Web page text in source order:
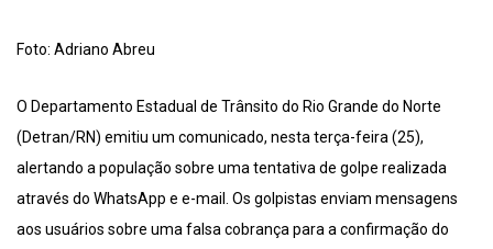
Foto: Adriano Abreu
O Departamento Estadual de Trânsito do Rio Grande do Norte
(Detran/RN) emitiu um comunicado, nesta terça-feira (25),
alertando a população sobre uma tentativa de golpe realizada
através do WhatsApp e e-mail. Os golpistas enviam mensagens
aos usuários sobre uma falsa cobrança para a confirmação do